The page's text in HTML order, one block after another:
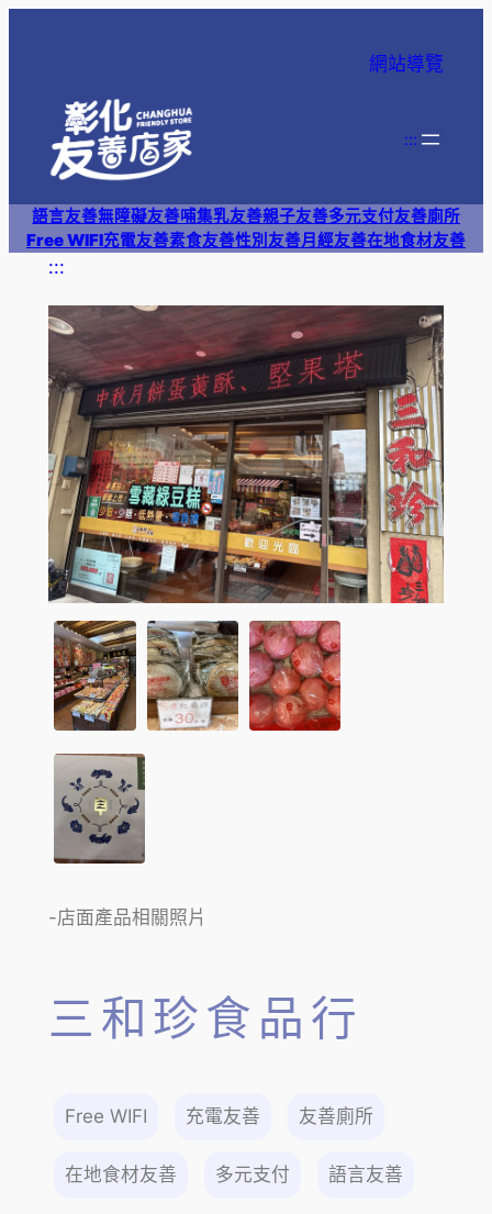
網站導覽
:::
語言友善無障礙友善哺集乳友善親子友善多元支付友善廁所
Free WIFI充電友善素食友善性別友善月經友善在地食材友善
:::
-店面產品相關照片
三和珍食品行
Free WIFI 充電友善 友善廁所
在地食材友善 多元支付 語言友善